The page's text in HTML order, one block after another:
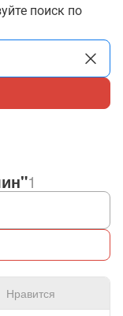
поиск по
1
Нравится